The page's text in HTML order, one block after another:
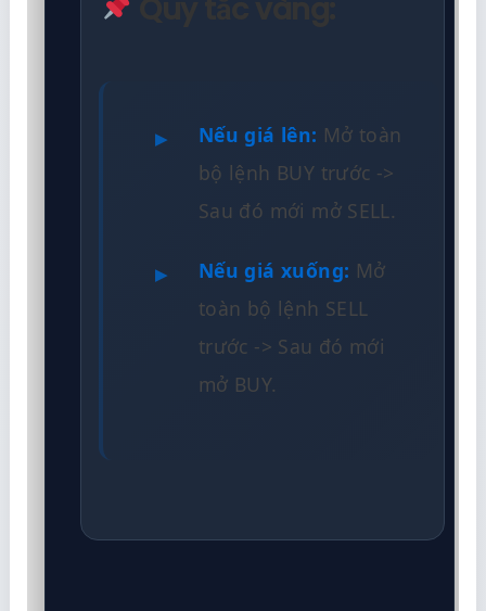
Nếu giá lên: Mở toàn
bộ lệnh BUY trước ->
Sau đó mới mở SELL.
Nếu giá xuống: Mở
toàn bộ lệnh SELL
trước -> Sau đó mới
mở BUY.